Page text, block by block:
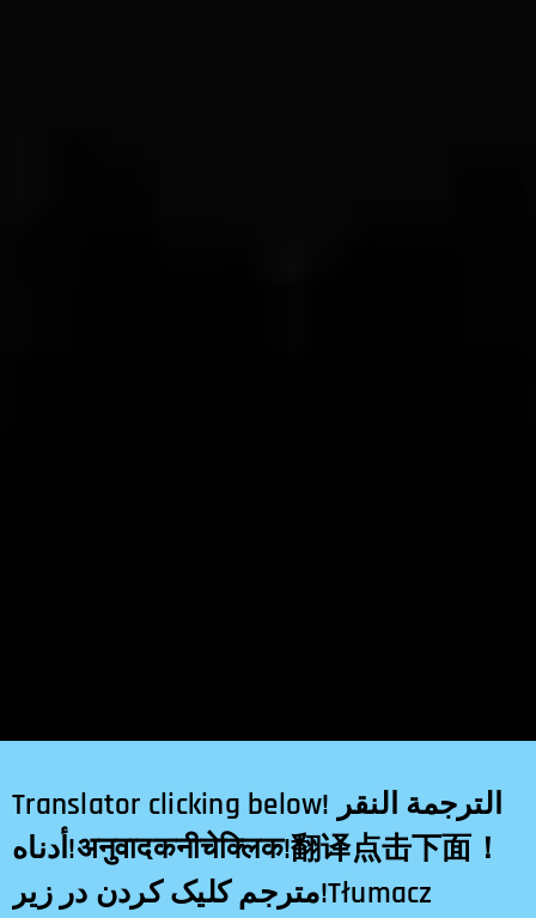
Translator clicking below! الترجمة النقر
أدناه!अनुवादकनीचेक्लिक!翻译点击下面！
مترجم کلیک کردن در زیر!Tłumacz